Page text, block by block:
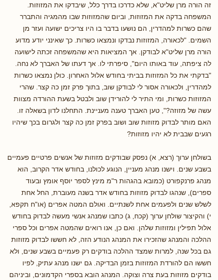
זה הורה מרן שליט"א, שלא כדרכו בדרך כלל, שיבדקו את המזוזות.
המשפחה בדקה את המזוזות, וביום שהמזוזות שבו מהמגיה והתברר
שהם כשרות למהדרין, הם נושעו בדבר בו היו צריכים ישועה ועזר מן
השמים. "לכאורה, המזוזות נבדקו ונמצאו כשרות. כך שאינני יודע מדוע
הורה מרן שליט"א לבודקן. אך המציאות היא שהמשפחה זכתה לישועה
לה ציפתה, עוד באותו היום", סיפרתי לו. אך דעתו של האברך לא נחה.
"בדקתי את כל המזוזות בביתי בחודש אלול האחרון. כולן נמצאו כשרות
למהדרין, ולכאורה אסור לי לבודקן שוב, בתוך פרק זמן כה קצר. שהרי
המזוזות כשרות, ומי התיר לי להורידן שוב ולבטל בשעת ההורדה מצוות
עשה של מזוזה?", טען האברך טענה מעניינת. התחלנו לדון בשאלה זו.
האם מותר לבדוק מזוזות שוב ושוב בפרק זמן כה קצר ולגרום בכך שיהיו
רגעים שבבית לא יהיו מזוזות?
בשולחן ערוך (רצא, א) נפסק שבודקים מזוזות של אנשים פרטיים פעמיים
בשבע שנים. וישנו מנהג מעניין, הנוגע לכולנו, בחודש אדר הקרוב, הוא
מנהג פרנקפורט (כמובא בהגהות ר"מ מינץ לספר יוסף אומץ ובעוד
ספרים), שנהגו לבדוק מזוזות בחודש אדר בשנה מעוברת, החל אחת
לשלש שנים ולפעמים אחת לשנתיים. ואולם המטה אפרים (או"ח תקפא,
י) והקיצור שולחן ערוך (קכח, ג) כתבו שמנהג אנשי מעשה לבדוק בחודש
אלול תפילין ומזוזות שלהן. ואם כן, אנו רואים שהמטה אפרים וכל ספרי
ההלכה והמנהג שהזכירו את המנהג הנודע הזה, לא חששו לבדוק מזוזות
גם בכל שנה, למרות שמצד ההלכה בודקים רק פעמיים בשבע שנים, ולא
חששו הם להורדת המזוזות בזמן הבדיקה. גם ישנו מנהג עתיק, לפיו
בודקים מזוזות בעת צרה וצוקה. המנהג הובא בספרי הקדמונים, וביניהם